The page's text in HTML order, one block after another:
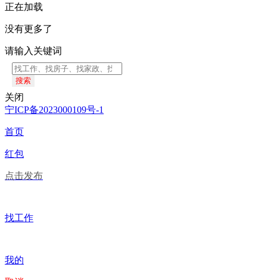
正在加载
没有更多了
请输入关键词
搜索
关闭
宁ICP备2023000109号-1
首页
红包
点击发布
找工作
我的